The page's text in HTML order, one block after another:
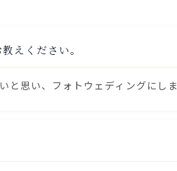
えください。
と思い、フォトウェディングにし